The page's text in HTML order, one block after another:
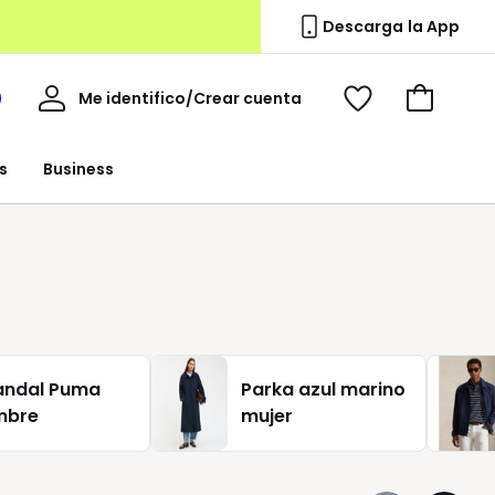
Descarga la App
Business
Me identifico/Crear cuenta
Mi
Ver
Ir
Puma
Parka azul marino
mujer